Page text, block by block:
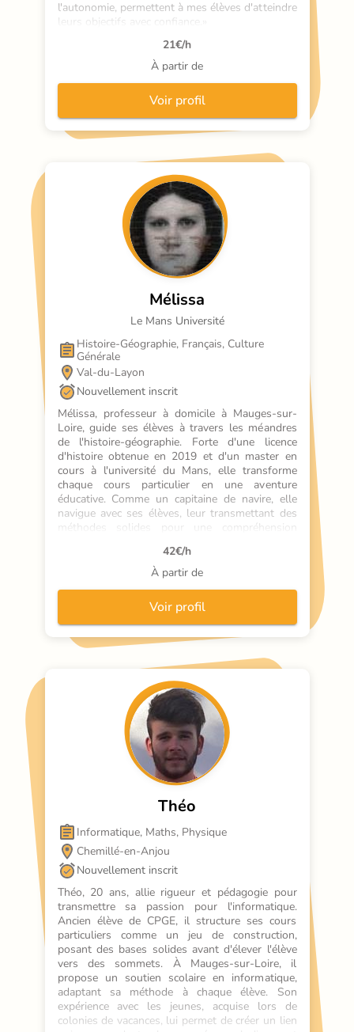
l'autonomie, permettent à mes élèves d'atteindre
leurs objectifs avec confiance.»
21€/h
À partir de
Voir profil
Mélissa
Le Mans Université
Histoire-Géographie, Français, Culture
Générale
Val-du-Layon
Nouvellement inscrit
Mélissa, professeur à domicile à Mauges-sur-
Loire, guide ses élèves à travers les méandres
de l'histoire-géographie. Forte d'une licence
d'histoire obtenue en 2019 et d'un master en
cours à l'université du Mans, elle transforme
chaque cours particulier en une aventure
éducative. Comme un capitaine de navire, elle
navigue avec ses élèves, leur transmettant des
méthodes solides pour une compréhension
scolaire, aidant ses élèves à progresser et à
prendre confiance en eux. Elle utilise des outils
chaque leçon unique et engageante. Mélissa se
distingue par son approche bienveillante
42€/h
À partir de
Voir profil
Théo
Informatique, Maths, Physique
Chemillé-en-Anjou
Nouvellement inscrit
Théo, 20 ans, allie rigueur et pédagogie pour
transmettre sa passion pour l'informatique.
Ancien élève de CPGE, il structure ses cours
particuliers comme un jeu de construction,
posant des bases solides avant d'élever l'élève
vers des sommets. À Mauges-sur-Loire, il
propose un soutien scolaire en informatique,
adaptant sa méthode à chaque élève. Son
expérience avec les jeunes, acquise lors de
colonies de vacances, lui permet de créer un lien